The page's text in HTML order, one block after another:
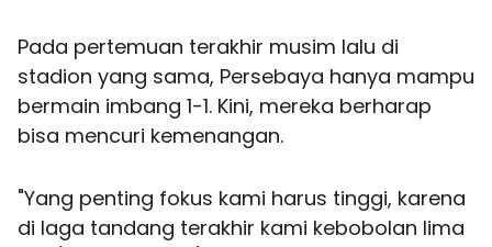
Pada pertemuan terakhir musim lalu di
stadion yang sama, Persebaya hanya mampu
bermain imbang 1-1. Kini, mereka berharap
bisa mencuri kemenangan.
"Yang penting fokus kami harus tinggi, karena
di laga tandang terakhir kami kebobolan lima